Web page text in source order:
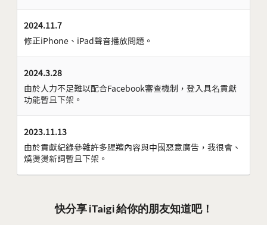
2024.11.7
修正iPhone、iPad聲音播放問題。
2024.3.28
由於人力不足難以配合Facebook審查機制，登入具名貢獻
功能暫且下架。
2023.11.13
由於貢獻紀錄參雜許多腥羶內容與中國惡意廣告，我很會、
燒燙燙新詞暫且下架。
快分享 iTaigi 給你的朋友知道吧！